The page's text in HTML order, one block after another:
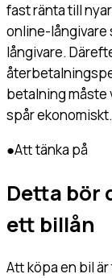
fast ränta till
online-långivare
långivare.
betalning måste
spår ekonomiskt.
●Att tänka på
Detta bör
ett billån
Att köpa en bil